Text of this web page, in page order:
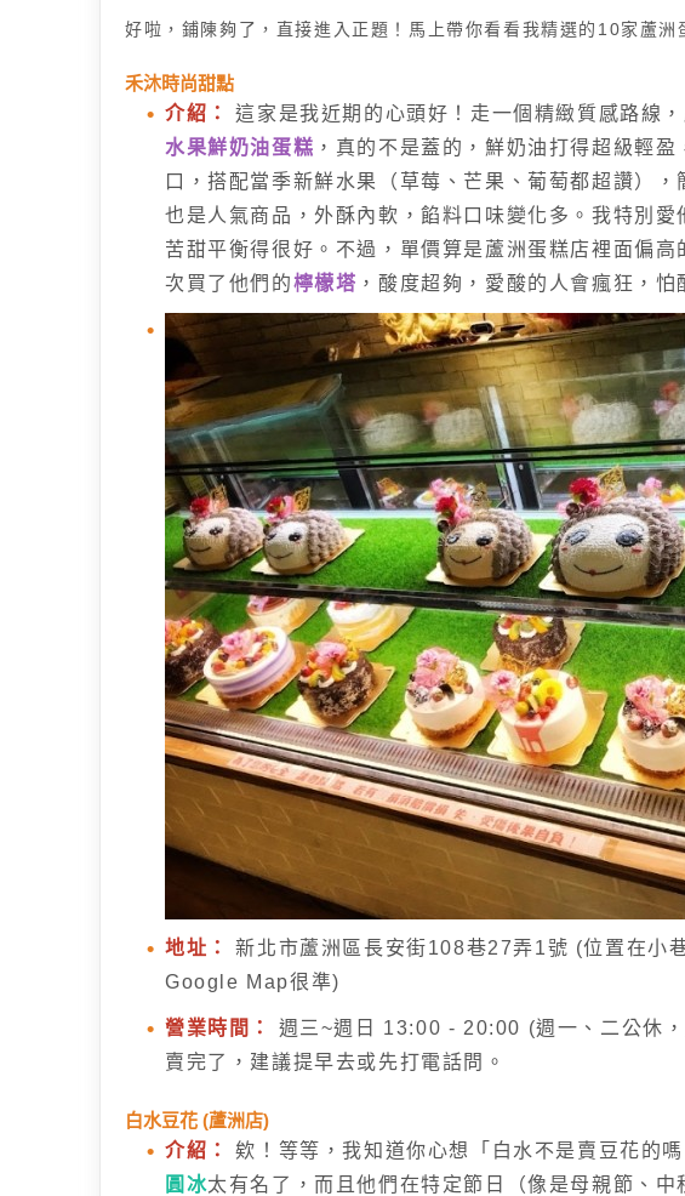
好啦，鋪陳夠了，直接進入正題！馬上帶你看看我精選的10家蘆洲
禾沐時尚甜點
介紹：
這家是我近期的心頭好！走一個精緻質感路線
水果鮮奶油蛋糕 ，真的不是蓋的，鮮奶油打得超級輕
口，搭配當季新鮮水果（草莓、芒果、葡萄都超讚）
也是人氣商品，外酥內軟，餡料口味變化多。我特別愛
苦甜平衡得很好。不過，單價算是蘆洲蛋糕店裡面偏
次買了他們的檸檬塔 ，酸度超夠，愛酸的人會瘋狂，怕
地址：
新北市蘆洲區長安街108巷27弄1號 (位置在小
Google Map很準)
營業時間：
週三~週日 13:00 - 20:00 (週一、二公休
賣完了，建議提早去或先打電話問。
白水豆花 (蘆洲店)
介紹：
欸！等等，我知道你心想「白水不是賣豆花的
圓冰太有名了，而且他們在特定節日（像是母親節、中